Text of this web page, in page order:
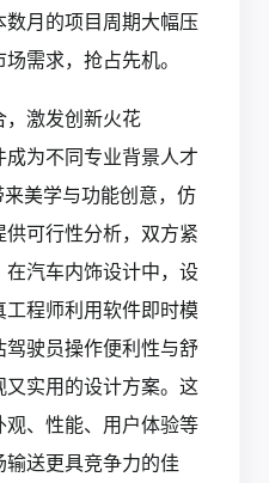
月的项目周期大幅压
需求，抢占先机。
，激发创新火花
为不同专业背景人才
美学与功能创意，仿
可行性分析，双方紧
汽车内饰设计中，设
程师利用软件即时模
驶员操作便利性与舒
实用的设计方案。这
、性能、用户体验等
送更具竞争力的佳